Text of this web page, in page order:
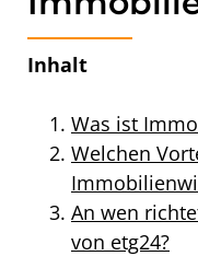
Inhalt
Was ist
Welchen
An wen
von etg24?